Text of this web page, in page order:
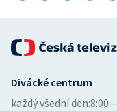
Divácké centrum
každý všední den: